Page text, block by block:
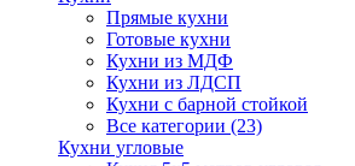
Прямые кухни
Готовые кухни
Кухни из МДФ
Кухни из ЛДСП
Кухни с барной стойкой
Все категории (23)
Кухни угловые